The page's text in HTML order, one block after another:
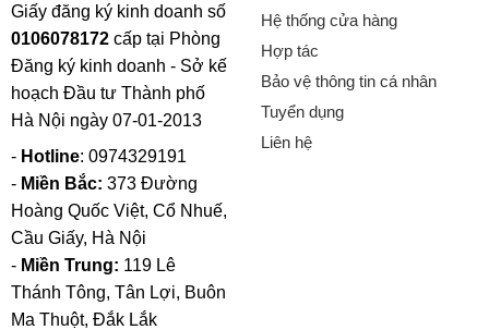
Giấy đăng ký kinh doanh số
0106078172cấp tại Phòng
Đăng ký kinh doanh - Sở kế
hoạch Đầu tư Thành phố
Hà Nội ngày 07-01-2013
- Hotline: 0974329191
- Miền Bắc: 373 Đường
Hoàng Quốc Việt, Cổ Nhuế,
Cầu Giấy, Hà Nội
- Miền Trung: 119 Lê
Thánh Tông, Tân Lợi, Buôn
Ma Thuột, Đắk Lắk
Hệ thống cửa hàng
Hợp tác
Bảo vệ thông tin cá nhân
Tuyển dụng
Liên hệ